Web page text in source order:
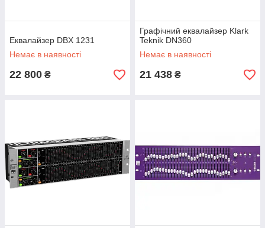
Еквалайзер DBX 1231
Немає в наявності
22 800 ₴
Графічний еквалайзер Klark
Teknik DN360
Немає в наявності
21 438 ₴